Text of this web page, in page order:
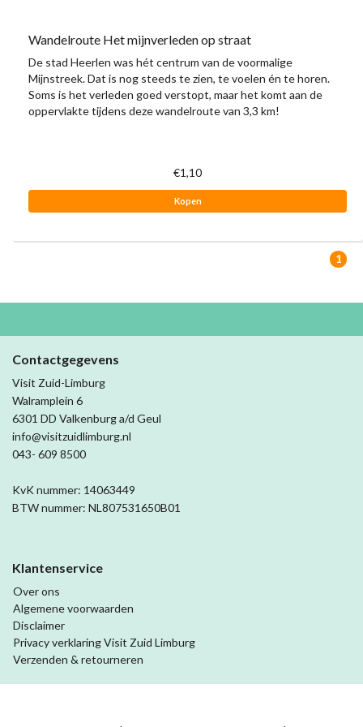
Wandelroute Het mijnverleden op straat
De stad Heerlen was hét centrum van de voormalige
Mijnstreek. Dat is nog steeds te zien, te voelen én te horen.
Soms is het verleden goed verstopt, maar het komt aan de
oppervlakte tijdens deze wandelroute van 3,3 km!
€1,10
Kopen
1
Contactgegevens
Visit Zuid-Limburg
Walramplein 6
6301 DD Valkenburg a/d Geul
info@visitzuidlimburg.nl
043- 609 8500
KvK nummer: 14063449
BTW nummer: NL807531650B01
Klantenservice
Over ons
Algemene voorwaarden
Disclaimer
Privacy verklaring Visit Zuid Limburg
Verzenden & retourneren